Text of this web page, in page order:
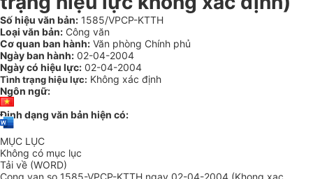
Số hiệu văn bản: 1585/VPCP-KTTH
Loại văn bản: Công văn
Cơ quan ban hành: Văn phòng Chính phủ
Ngày ban hành: 02-04-2004
Ngày có hiệu lực: 02-04-2004
Tình trạng hiệu lực: Không xác định
Ngôn ngữ:
Định dạng văn bản hiện có:
MỤC LỤC
Không có mục lục
Tải về (WORD)
Cong van so 1585-VPCP-KTTH ngay 02-04-2004 (Khong xac